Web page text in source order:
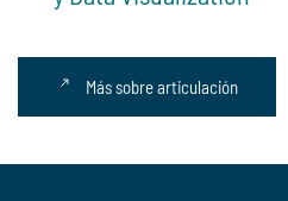
Más sobre articulación